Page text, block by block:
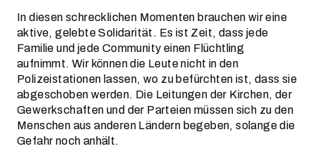
In diesen schrecklichen Momenten brauchen wir eine
aktive, gelebte Solidarität. Es ist Zeit, dass jede
Familie und jede Community einen Flüchtling
aufnimmt. Wir können die Leute nicht in den
Polizeistationen lassen, wo zu befürchten ist, dass sie
abgeschoben werden. Die Leitungen der Kirchen, der
Gewerkschaften und der Parteien müssen sich zu den
Menschen aus anderen Ländern begeben, solange die
Gefahr noch anhält.